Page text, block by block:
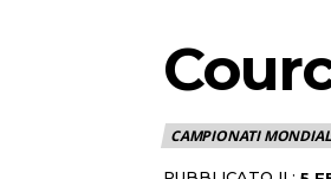
CAMPIONATI